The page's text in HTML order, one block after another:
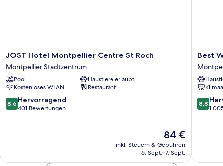
JOST
Hotel
Montpellier
Centre
St
Roch
Montpellier
JOST Hotel Montpellier Centre St Roch
Montpellier Stadtzentrum
Pool
Haustiere erlaubt
Kostenloses WLAN
Restaurant
8.6
von
8,6 Hervorragend
401 Bewertungen
Der
Preis
beträgt
84 €
inkl. Steuern & Gebühren
6. Sept.–7. Sept.
Best
Western
Plus
Hotel
Saint-
Roch
Best
8.8
von
8,8